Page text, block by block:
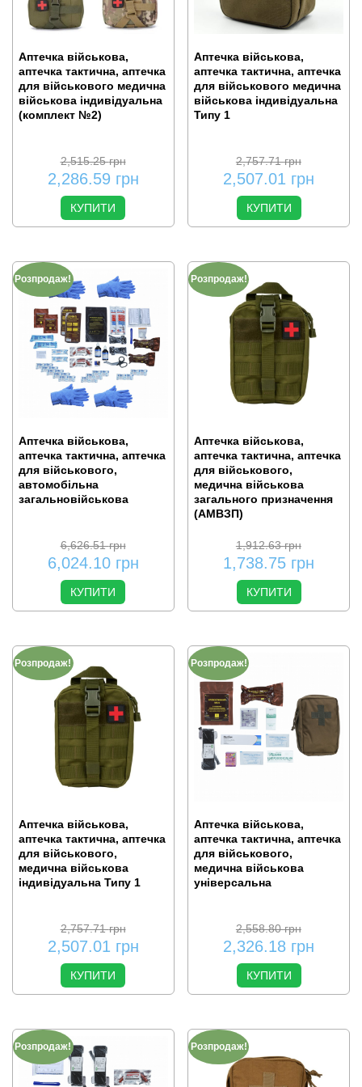
Аптечка військова,
аптечка тактична, аптечка
для військового медична
військова індивідуальна
(комплект №2)
2,515.25грн
2,286.59 грн
КУПИТИ
Аптечка військова,
аптечка тактична, аптечка
для військового медична
військова індивідуальна
Типу 1
2,757.71грн
2,507.01 грн
КУПИТИ
Розпродаж!
Аптечка військова,
аптечка тактична, аптечка
для військового,
автомобільна
загальновійськова
6,626.51грн
6,024.10 грн
КУПИТИ
Розпродаж!
Аптечка військова,
аптечка тактична, аптечка
для військового,
медична військова
загального призначення
(АМВЗП)
1,912.63грн
1,738.75 грн
КУПИТИ
Розпродаж!
Аптечка військова,
аптечка тактична, аптечка
для військового,
медична військова
індивідуальна Типу 1
2,757.71грн
2,507.01 грн
КУПИТИ
Розпродаж!
Аптечка військова,
аптечка тактична, аптечка
для військового,
медична військова
універсальна
2,558.80грн
2,326.18 грн
КУПИТИ
Розпродаж! Розпродаж!